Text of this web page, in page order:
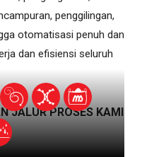
penggilingan,
otomatisasi penuh dan
dan efisiensi seluruh
JALUR PROSES KAMI